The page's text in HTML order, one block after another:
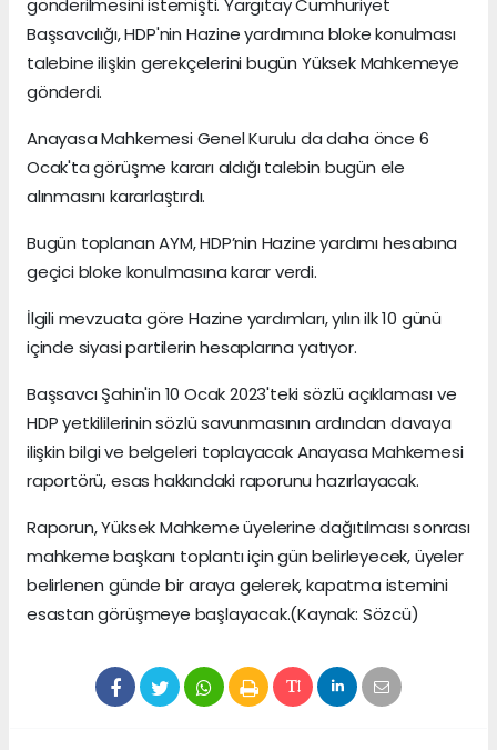
Başsavcılığı, HDP'nin Hazine yardımına bloke konulması
talebine ilişkin gerekçelerini bugün Yüksek Mahkemeye
gönderdi.
Anayasa Mahkemesi Genel Kurulu da daha önce 6
Ocak'ta görüşme kararı aldığı talebin bugün ele
alınmasını kararlaştırdı.
Bugün toplanan AYM, HDP’nin Hazine yardımı hesabına
geçici bloke konulmasına karar verdi.
İlgili mevzuata göre Hazine yardımları, yılın ilk 10 günü
içinde siyasi partilerin hesaplarına yatıyor.
Başsavcı Şahin'in 10 Ocak 2023'teki sözlü açıklaması ve
HDP yetkililerinin sözlü savunmasının ardından davaya
ilişkin bilgi ve belgeleri toplayacak Anayasa Mahkemesi
raportörü, esas hakkındaki raporunu hazırlayacak.
Raporun, Yüksek Mahkeme üyelerine dağıtılması sonrası
mahkeme başkanı toplantı için gün belirleyecek, üyeler
belirlenen günde bir araya gelerek, kapatma istemini
esastan görüşmeye başlayacak.(Kaynak: Sözcü)